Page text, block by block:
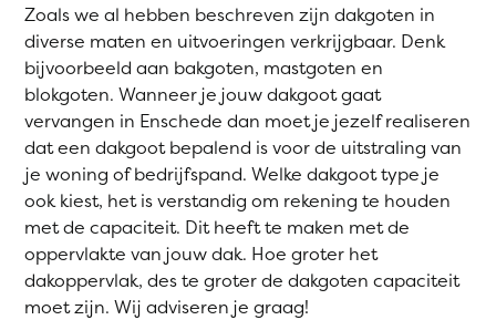
Zoals we al hebben beschreven zijn dakgoten in
diverse maten en uitvoeringen verkrijgbaar. Denk
bijvoorbeeld aan bakgoten, mastgoten en
blokgoten. Wanneer je jouw dakgoot gaat
vervangen in Enschede dan moet je jezelf realiseren
dat een dakgoot bepalend is voor de uitstraling van
je woning of bedrijfspand. Welke dakgoot type je
ook kiest, het is verstandig om rekening te houden
met de capaciteit. Dit heeft te maken met de
oppervlakte van jouw dak. Hoe groter het
dakoppervlak, des te groter de dakgoten capaciteit
moet zijn. Wij adviseren je graag!